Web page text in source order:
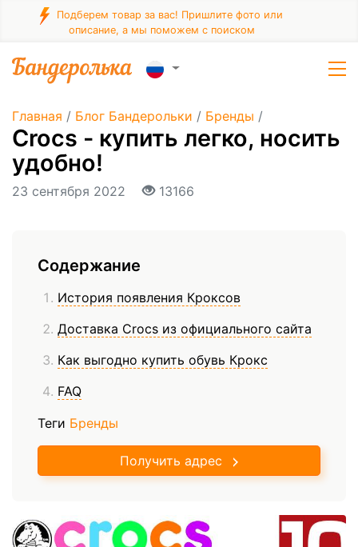
Подберем товар за вас! Пришлите фото или
описание, а мы поможем с поиском
Главная / Блог Бандерольки / Бренды /
Crocs - купить легко, носить
удобно!
23 сентября 2022 13166
Содержание
История появления Кроксов
Доставка Crocs из официального сайта
Как выгодно купить обувь Крокс
FAQ
Теги Бренды
Получить адрес